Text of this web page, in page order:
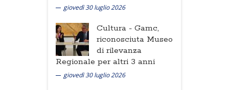
giovedì 30 luglio 2026
Cultura - Gamc,
riconosciuta Museo
di rilevanza
Regionale per altri 3 anni
giovedì 30 luglio 2026